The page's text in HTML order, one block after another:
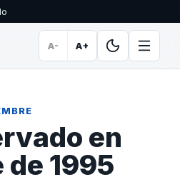
A- A+
en
1995